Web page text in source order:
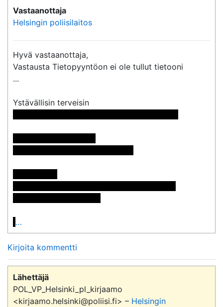
Vastaanottaja
Helsingin poliisilaitos
Hyvä vastaanottaja,
Vastausta Tietopyyntöon ei ole tullut tietooni
...
…
Kirjoita kommentti
Lähettäjä
POL_VP_Helsinki_pl_kirjaamo
<kirjaamo.helsinki@poliisi.fi> – Helsingin